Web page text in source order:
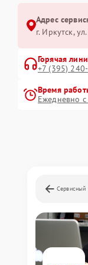
Адрес
г. Иркутск,
Горячая
+7 (395)
Время
Ежедневно
Сервисный